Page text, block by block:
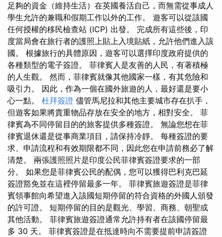
足夠的資金（維持生活）在英國養活自己，而無需從事成人
學生允許的兼職和假期工作以外的工作。 遊客可以從該國
任何授權的移民檢查站 (ICP) 出發。 完成所有這些後，印
度當局會在旅行者的護照上貼上入境貼紙，允許他們進入該
國。 根據旅行的具體原因，遊客可以選擇印度政府提供的
各種類型的電子簽證。 菲律賓人是友善的人民，有著積極
的人生觀。 然而，菲律賓就像其他國家一樣，有其危險和
吸引力。 因此，作為一個在國外旅遊的人，最好還是要小
心一點。 杜拜簽證 儘管馬尼拉和其他主要城市存在扒手，
但遊客如果將貴重物品存放在安全的地方，相對安全。 菲
律賓為不同停留目的的旅客提供多種簽證。 無論您想在菲
律賓退休還是從事商業項目，請保持冷靜。 每種簽證的要
求、申請流程和有效期限都不同，因此您在申請前務必了解
清楚。 兩張護照照片是印度公民菲律賓簽證要求的一部
分。 如果您是菲律賓公民的配偶，您可以獲得巴利克巴延
簽證豁免並在這裡停留最多一年。 菲律賓旅遊簽證是菲律
賓領事館向希望進入該國短期停留的符合資格的外國人頒發
的許可證。 短期停留的目的是觀光、學習、商務、朝聖或
其他活動。 菲律賓旅遊簽證通常允許持有者在該國停留最
多 30 天。 菲律賓簽證是在抵達時向不需要提前申請簽證